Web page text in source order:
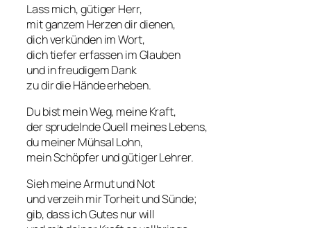
Lass mich, gütiger Herr,
mit ganzem Herzen dir dienen,
dich verkünden im Wort,
dich tiefer erfassen im Glauben
und in freudigem Dank
zu dir die Hände erheben.
Du bist mein Weg, meine Kraft,
der sprudelnde Quell meines Lebens,
du meiner Mühsal Lohn,
mein Schöpfer und gütiger Lehrer.
Sieh meine Armut und Not
und verzeih mir Torheit und Sünde;
gib, dass ich Gutes nur will